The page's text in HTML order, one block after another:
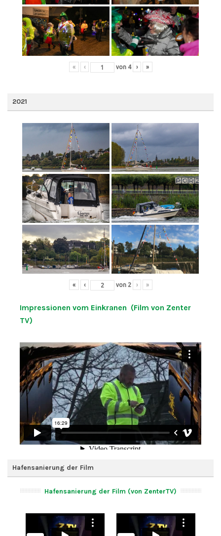
« ‹ von 4 › »
2021
« ‹ von 2 › »
Impressionen vom Einkranen (Film von Zenter
TV)
Hafensanierung der Film
Hafensanierung der Film (von ZenterTV)